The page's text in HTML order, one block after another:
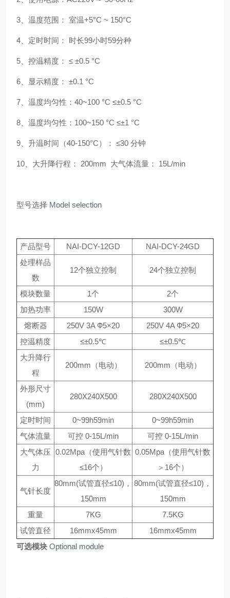
3、温度范围： 室温+5°C ~ 150°C
4、定时时间： 时长99小时59分种
5、控温精度： ≤ ±0.5 °C
6、显示精度： ±0.1 °C
7、温度均匀性：40~100 °C ≤±0.5 °C
8、温度均匀性：100~150 °C ≤±1 °C
9、升温时间（40-150°C）： ≤30 分钟
10、大升降行程： 200mm 大气体流量： 15L/min
型号选择 Model selection
产品型号 NAI-DCY-12GD
NAI-DCY-24GD
处理样品
数
12个独立控制 24个独立控制
模块数量 1个
2个
加热功率
150W
300W
熔断器
250V 3A Ф5×20
250V 4A Ф5×20
控温精度
≤±0.5℃ ≤±0.5℃
大升降行
程
200mm（电动） 200mm（电动）
外形尺寸
(mm)
280X240X500 280X240X500
定时时间 0~99h59min
0~99h59min
气体流量
可控 0-15L/min
可控 0-15L/min
大气体压
力
0.02Mpa（使用气针数
≤16个）
0.05Mpa（使用气针数
＞16个）
气针长度
80mm(试管直径≤10)，
150mm
80mm(试管直径≤10)，
150mm
重量
7KG
7.5KG
试管直径
16mmx45mm
16mmx45mm
可选模块 Optional module